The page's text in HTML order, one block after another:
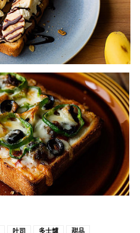
吐司 多士爐 甜品